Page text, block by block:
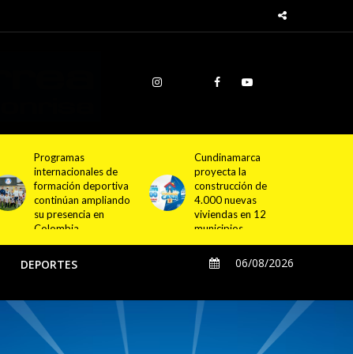
Cundinamarca
proyecta la
construcción de
4.000 nuevas
viviendas en 12
municipios
Empresa de Licores
de Cundinamarca
fortalece su
estrategia comercial
con nuevo
distribuidor para
Bogotá y el
departamento
DEPORTES 06/08/2026